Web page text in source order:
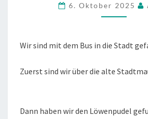
4C
6. Oktober 2025
Wir sind mit dem Bus in die Stadt
Zuerst sind wir über die alte
Dann haben wir den Löwenpudel